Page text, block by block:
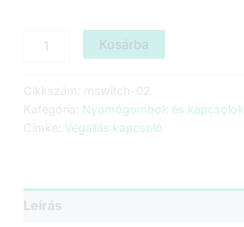
végálláskapcsoló
görgővel
5A
mennyiség
Kosárba
Cikkszám:
mswitch-02
Kategória: Nyomógombok és kapcsolók
Címke: Végállás kapcsoló
Leírás